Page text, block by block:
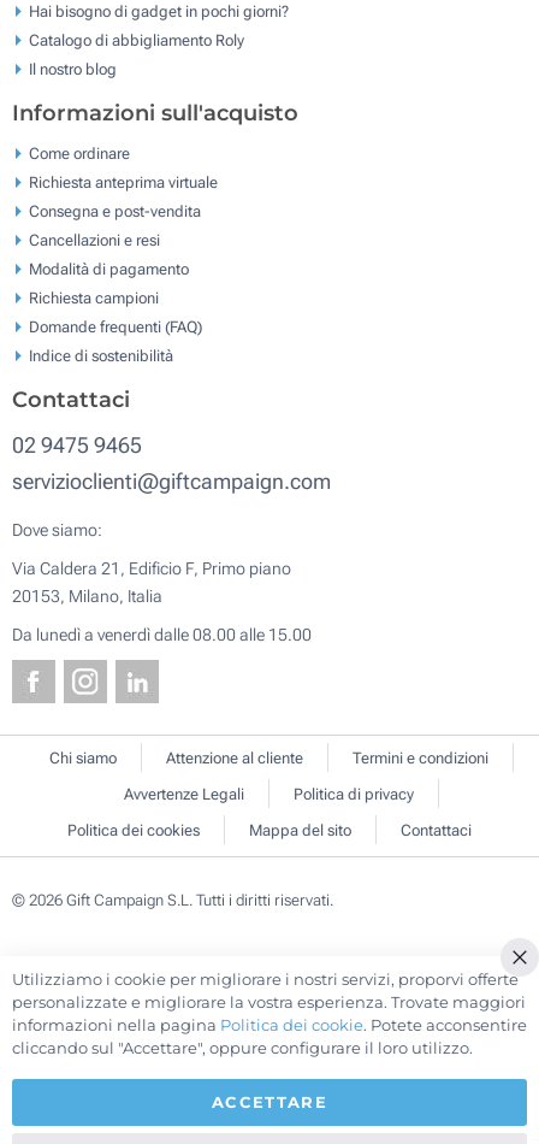
Hai bisogno di gadget in pochi giorni?
Catalogo di abbigliamento Roly
Il nostro blog
Informazioni sull'acquisto
Come ordinare
Richiesta anteprima virtuale
Consegna e post-vendita
Cancellazioni e resi
Modalità di pagamento
Richiesta campioni
Domande frequenti (FAQ)
Indice di sostenibilità
Contattaci
02 9475 9465
servizioclienti@giftcampaign.com
Dove siamo:
Via Caldera 21, Edificio F, Primo piano
20153, Milano, Italia
Da lunedì a venerdì dalle 08.00 alle 15.00
Chi siamo Attenzione al cliente
Termini e condizioni
Avvertenze Legali
Politica di privacy
Politica dei cookies
Mappa del sito Contattaci
© 2026 Gift Campaign S.L. Tutti i diritti riservati.
Utilizziamo i cookie per migliorare i nostri servizi, proporvi offerte
personalizzate e migliorare la vostra esperienza. Trovate maggiori
informazioni nella pagina Politica dei cookie. Potete acconsentire
cliccando sul "Accettare", oppure configurare il loro utilizzo.
ACCETTARE